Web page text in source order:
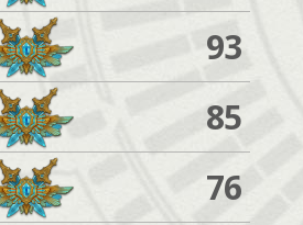
93
85
76